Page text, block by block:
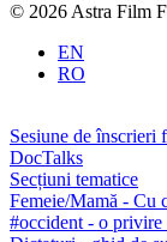
© 2026 Astra Film
EN
RO
Sesiune de înscrieri
DocTalks
Secțiuni tematice
Femeie/Mamă - Cu
#occident - o privire